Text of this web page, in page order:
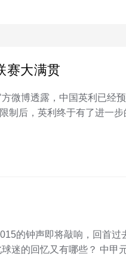
赛大满贯
微博透露，中国英利已经
制后，英利终于有了进一
的钟声即将敲响，回首过
迷的回忆又有哪些？ 中甲